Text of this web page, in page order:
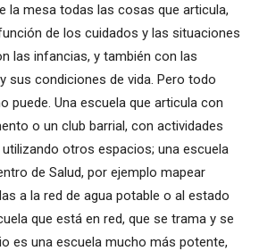
la mesa todas las cosas que articula,
de los cuidados y las situaciones
las infancias, y también con las
sus condiciones de vida. Pero todo
puede. Una escuela que articula con
o un club barrial, con actividades
otros espacios; una escuela
de Salud, por ejemplo mapear
a la red de agua potable o al estado
que está en red, que se trama y se
es una escuela mucho más potente,